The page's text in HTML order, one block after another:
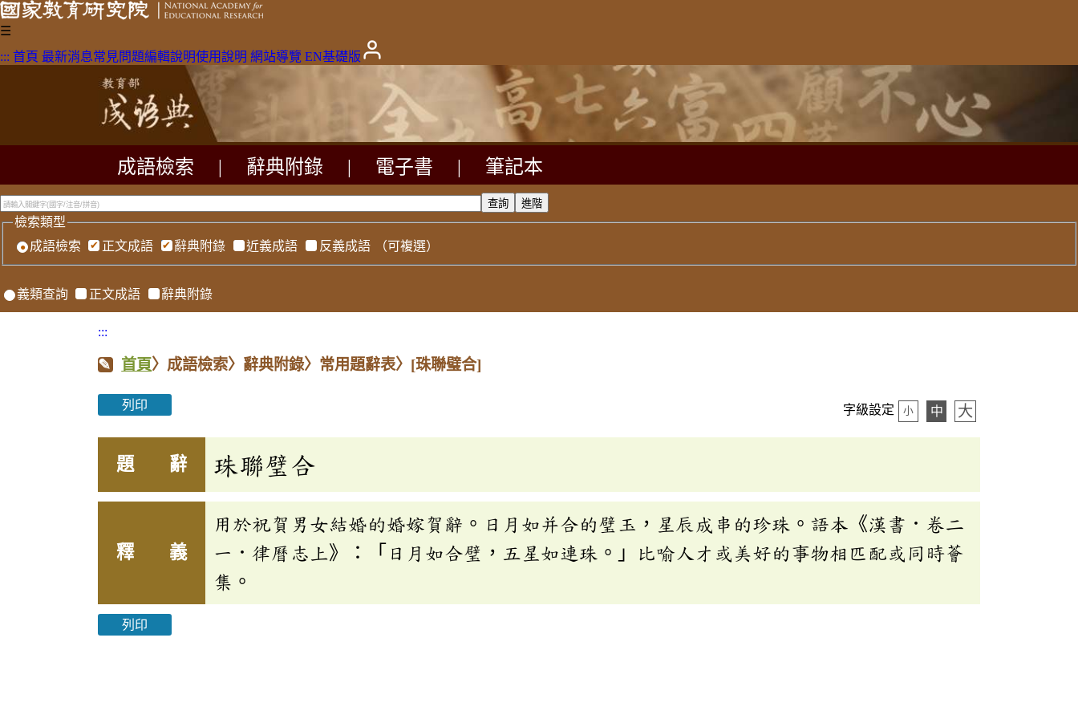
☰
::: 首頁 最新消息常見問題編輯說明使用說明 網站導覽 EN基礎版
成語檢索 辭典附錄 電子書 筆記本
檢索類型
成語檢索
正文成語 辭典附錄 近義成語 反義成語 （可複選）
義類查詢 正文成語 辭典附錄
:::
首頁〉成語檢索〉辭典附錄〉常用題辭表〉 [珠聯璧合]
列印 字級設定 小 中 大
題 辭 珠聯璧合
釋 義
用於祝賀男女結婚的婚嫁賀辭。日月如并合的璧玉，星辰成串的珍珠。語本《漢書．卷二
一．律曆志上》：「日月如合璧，五星如連珠。」比喻人才或美好的事物相匹配或同時薈
集。
列印